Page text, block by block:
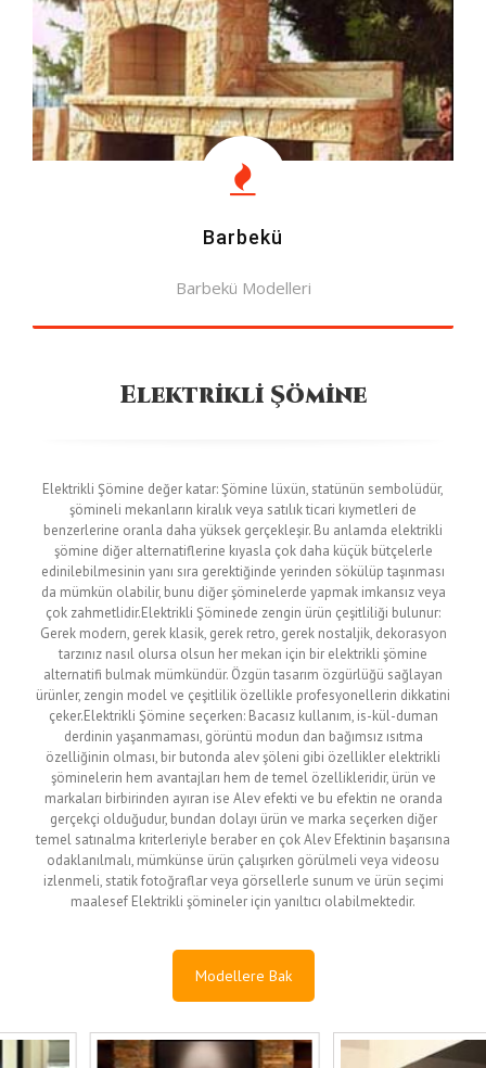
Barbekü
Barbekü Modelleri
Elektrikli Şömine
Elektrikli Şömine değer katar: Şömine lüxün, statünün sembolüdür,
şömineli mekanların kiralık veya satılık ticari kıymetleri de
benzerlerine oranla daha yüksek gerçekleşir. Bu anlamda elektrikli
şömine diğer alternatiflerine kıyasla çok daha küçük bütçelerle
edinilebilmesinin yanı sıra gerektiğinde yerinden sökülüp taşınması
da mümkün olabilir, bunu diğer şöminelerde yapmak imkansız veya
çok zahmetlidir.Elektrikli Şöminede zengin ürün çeşitliliği bulunur:
Gerek modern, gerek klasik, gerek retro, gerek nostaljik, dekorasyon
tarzınız nasıl olursa olsun her mekan için bir elektrikli şömine
alternatifi bulmak mümkündür. Özgün tasarım özgürlüğü sağlayan
ürünler, zengin model ve çeşitlilik özellikle profesyonellerin dikkatini
çeker.Elektrikli Şömine seçerken: Bacasız kullanım, is-kül-duman
derdinin yaşanmaması, görüntü modun dan bağımsız ısıtma
özelliğinin olması, bir butonda alev şöleni gibi özellikler elektrikli
şöminelerin hem avantajları hem de temel özellikleridir, ürün ve
markaları birbirinden ayıran ise Alev efekti ve bu efektin ne oranda
gerçekçi olduğudur, bundan dolayı ürün ve marka seçerken diğer
temel satınalma kriterleriyle beraber en çok Alev Efektinin başarısına
odaklanılmalı, mümkünse ürün çalışırken görülmeli veya videosu
izlenmeli, statik fotoğraflar veya görsellerle sunum ve ürün seçimi
maalesef Elektrikli şömineler için yanıltıcı olabilmektedir.
Modellere Bak